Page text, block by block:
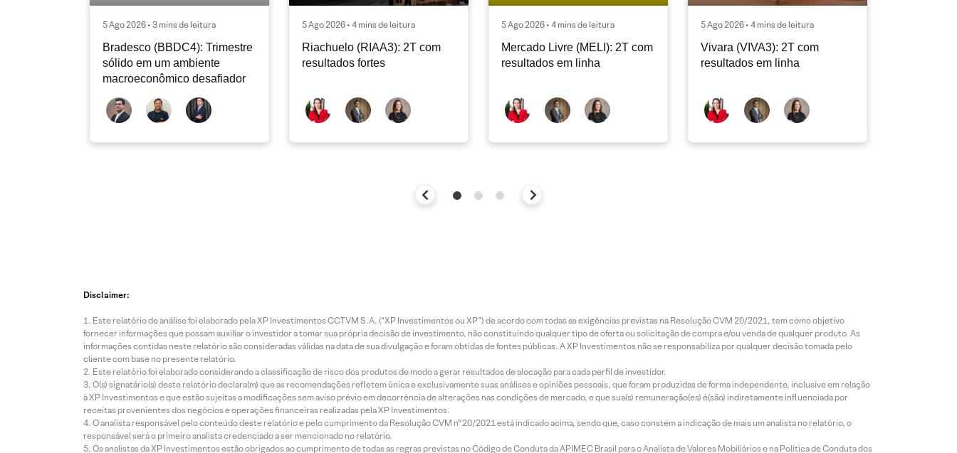
5 Ago 2026 • 3 mins de leitura
Bradesco (BBDC4): Trimestre
sólido em um ambiente
macroeconômico desafiador
5 Ago 2026 • 4 mins de leitura
Riachuelo (RIAA3): 2T com
resultados fortes
5 Ago 2026 • 4 mins de leitura
Mercado Livre (MELI): 2T com
resultados em linha
5 Ago 2026 • 4 mins de leitura
Vivara (VIVA3): 2T com
resultados em linha
Disclaimer:
Este relatório de análise foi elaborado pela XP Investimentos CCTVM S.A. (“XP Investimentos ou XP”) de acordo com todas as exigências previstas na Resolução CVM 20/2021, tem como objetivo
fornecer informações que possam auxiliar o investidor a tomar sua própria decisão de investimento, não constituindo qualquer tipo de oferta ou solicitação de compra e/ou venda de qualquer produto. As
informações contidas neste relatório são consideradas válidas na data de sua divulgação e foram obtidas de fontes públicas. A XP Investimentos não se responsabiliza por qualquer decisão tomada pelo
cliente com base no presente relatório.
Este relatório foi elaborado considerando a classificação de risco dos produtos de modo a gerar resultados de alocação para cada perfil de investidor.
O(s) signatário(s) deste relatório declara(m) que as recomendações refletem única e exclusivamente suas análises e opiniões pessoais, que foram produzidas de forma independente, inclusive em relação
à XP Investimentos e que estão sujeitas a modificações sem aviso prévio em decorrência de alterações nas condições de mercado, e que sua(s) remuneração(es) é(são) indiretamente influenciada por
receitas provenientes dos negócios e operações financeiras realizadas pela XP Investimentos.
O analista responsável pelo conteúdo deste relatório e pelo cumprimento da Resolução CVM nº 20/2021 está indicado acima, sendo que, caso constem a indicação de mais um analista no relatório, o
responsável será o primeiro analista credenciado a ser mencionado no relatório.
Os analistas da XP Investimentos estão obrigados ao cumprimento de todas as regras previstas no Código de Conduta da APIMEC Brasil para o Analista de Valores Mobiliários e na Política de Conduta dos